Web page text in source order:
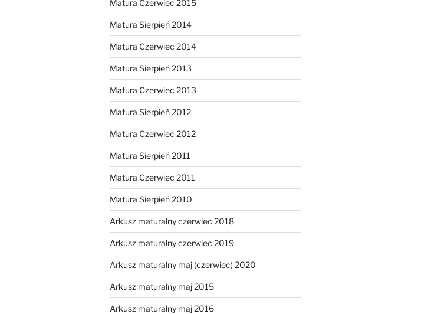
Matura Czerwiec 2015
Matura Sierpień 2014
Matura Czerwiec 2014
Matura Sierpień 2013
Matura Czerwiec 2013
Matura Sierpień 2012
Matura Czerwiec 2012
Matura Sierpień 2011
Matura Czerwiec 2011
Matura Sierpień 2010
Arkusz maturalny czerwiec 2018
Arkusz maturalny czerwiec 2019
Arkusz maturalny maj (czerwiec) 2020
Arkusz maturalny maj 2015
Arkusz maturalny maj 2016